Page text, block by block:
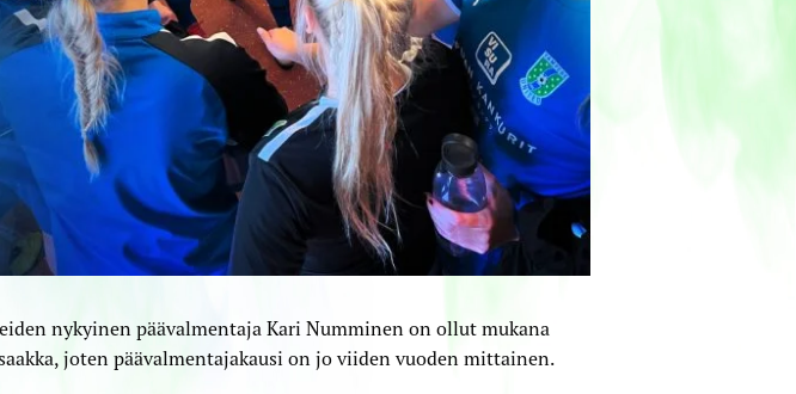
nykyinen päävalmentaja Kari Numminen on ollut mukana
joten päävalmentajakausi on jo viiden vuoden mittainen.